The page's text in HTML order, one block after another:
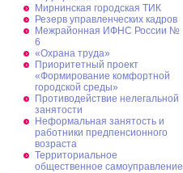
Мирнинская городская ТИК
Резерв управленческих кадров
Межрайонная ИФНС России №
6
«Охрана труда»
Приоритетный проект
«Формирование комфортной
городской среды»
Противодействие нелегальной
занятости
Неформальная занятость и
работники предпенсионного
возраста
Территориальное
общественное самоуправление